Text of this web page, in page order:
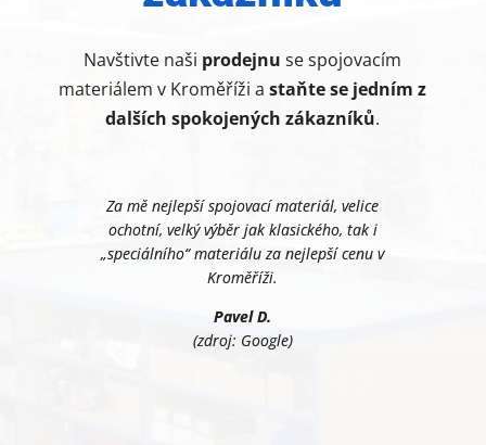
Navštivte naši prodejnu se spojovacím
materiálem v Kroměříži astaňte se jedním z
dalších spokojených zákazníků.
Za mě nejlepší spojovací materiál, velice
ochotní, velký výběr jak klasického, tak i
„speciálního“ materiálu za nejlepší cenu v
Kroměříži.
Pavel D.
(zdroj: Google)